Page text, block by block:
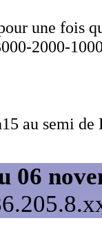
une fois
2000-
au semi
06